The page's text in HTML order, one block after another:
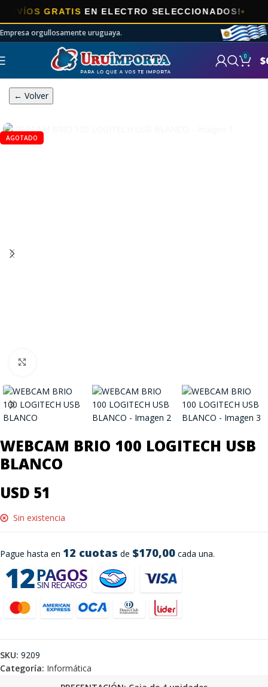
GRATISEN ELECTRO SELECCIONADOS!
Empresa orgullosamente uruguaya.
0 $
← Volver
AGOTADO
WEBCAM BRIO 100 LOGITECH USB
BLANCO
USD 51
Pague hasta en 12 cuotas de $170,00 cada una.
Sin existencia
SKU: 9209
Categoría: Informática